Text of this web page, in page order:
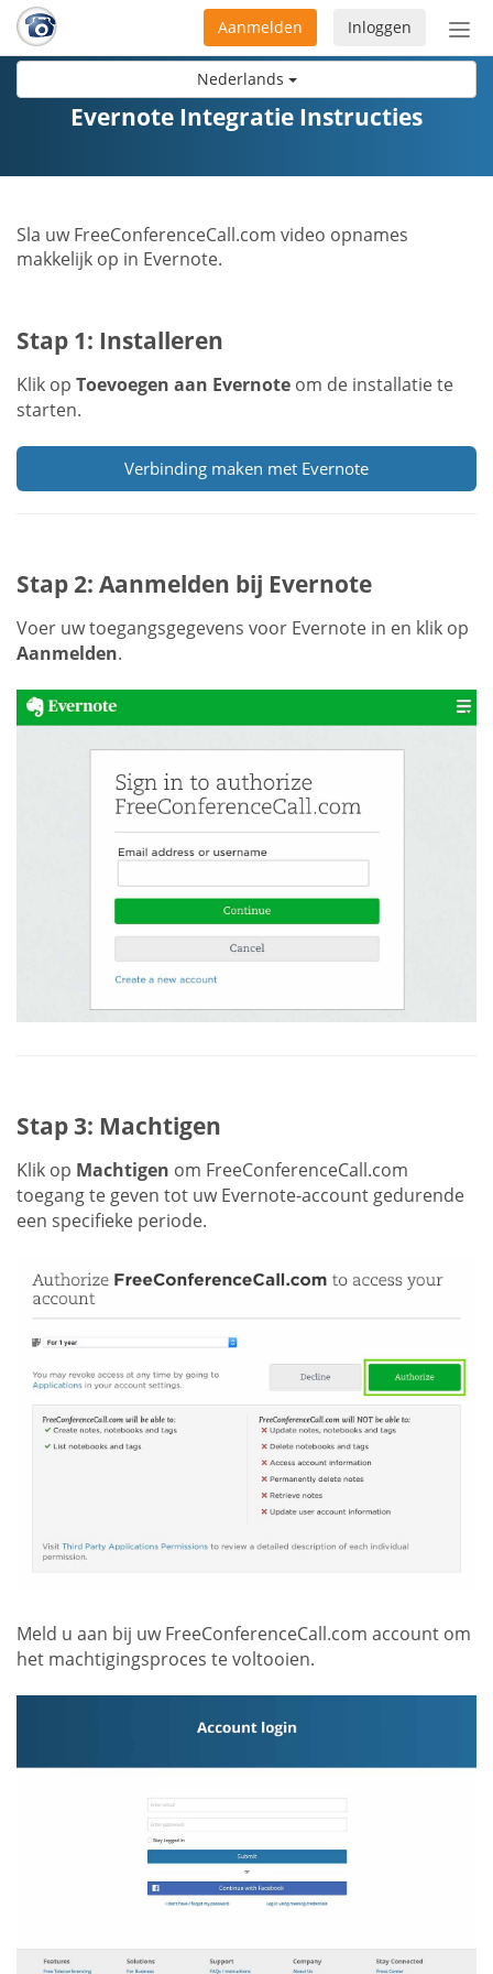
Nederlands
Inloggen
Aanmelden
Evernote Integratie Instructies
Sla uw FreeConferenceCall.com video opnames
makkelijk op in Evernote.
Stap 1: Installeren
Klik op Toevoegen aan Evernote om de installatie te
starten.
Verbinding maken met Evernote
Stap 2: Aanmelden bij Evernote
Voer uw toegangsgegevens voor Evernote in en klik op
Aanmelden.
Stap 3: Machtigen
Klik op Machtigen om FreeConferenceCall.com
toegang te geven tot uw Evernote-account gedurende
een specifieke periode.
Meld u aan bij uw FreeConferenceCall.com account om
het machtigingsproces te voltooien.